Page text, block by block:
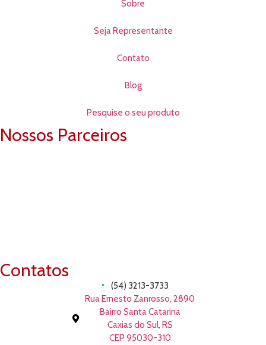
Sobre
Seja Representante
Contato
Blog
Pesquise o seu produto
Nossos Parceiros
Contatos
(54) 3213-3733
Rua Ernesto Zanrosso, 2890
Bairro Santa Catarina
Caxias do Sul, RS
CEP 95030-310